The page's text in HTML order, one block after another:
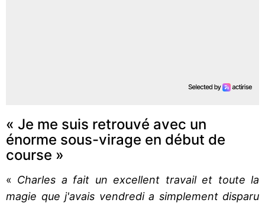
« Je me suis retrouvé avec un
énorme sous-virage en début de
course »
« Charles a fait un excellent travail et toute la
magie que j'avais vendredi a simplement disparu